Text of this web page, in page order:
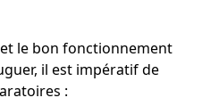
le bon fonctionnement
il est impératif de
: